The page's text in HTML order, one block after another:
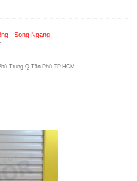
- Song Ngang
Trung Q.Tân Phú TP.HCM